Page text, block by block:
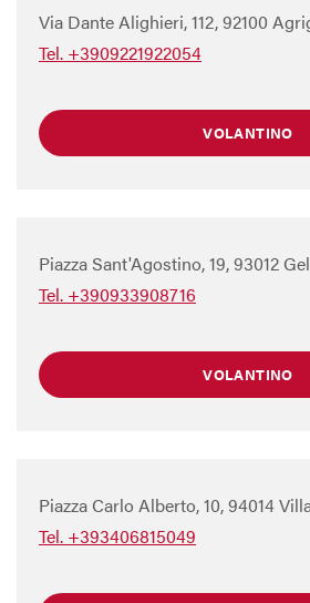
Via Dante Alighieri, 112, 92100
Tel. +3909221922054
VOLANTINO
Piazza Sant'Agostino, 19, 93012
Tel. +390933908716
VOLANTINO
Piazza Carlo Alberto, 10, 94014
Tel. +393406815049